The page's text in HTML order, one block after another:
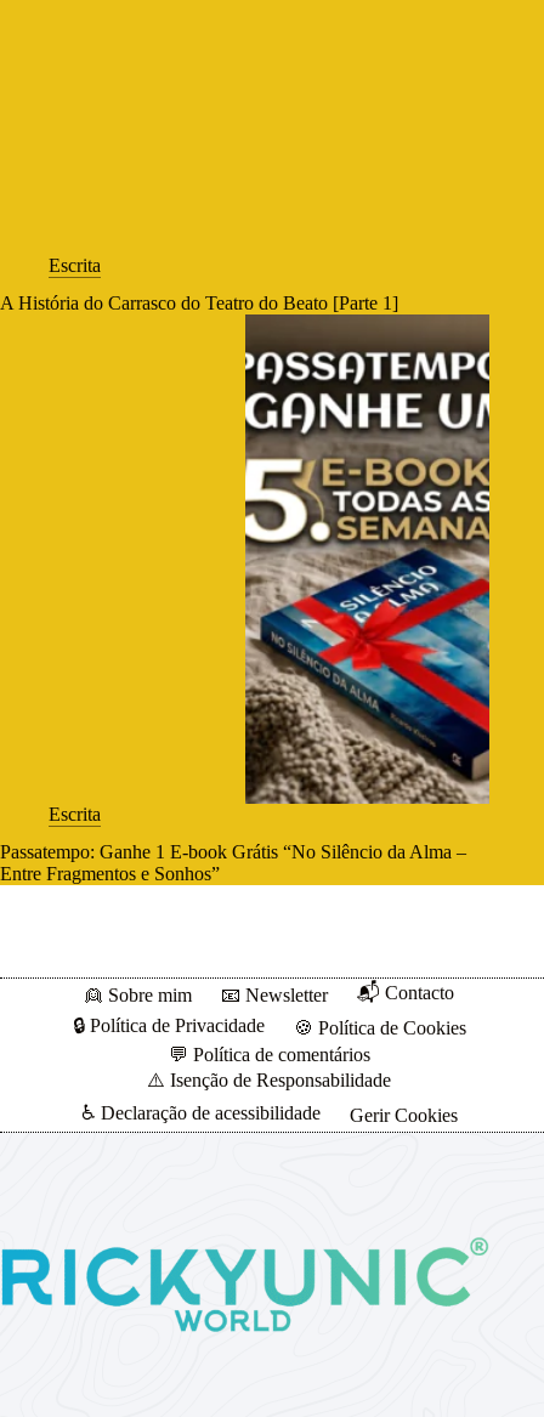
Escrita
A História do Carrasco do Teatro do Beato [Parte 1]
Escrita
Passatempo: Ganhe 1 E-book Grátis “No Silêncio da Alma –
Entre Fragmentos e Sonhos”
👱 Sobre mim 📧 Newsletter
📬 Contacto
🔒 Política de Privacidade
🍪 Política de Cookies
💬 Política de comentários
⚠️ Isenção de Responsabilidade
♿ Declaração de acessibilidade
Gerir Cookies